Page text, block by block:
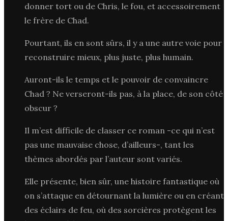
donner tort ou de Chris, le fou, et accessoirement
le frère de Chad.
Pourtant, ils en sont sûrs, il y a une autre voie pour
reconstruire mieux, plus juste, plus humain.
Auront-ils le temps et le pouvoir de convaincre
Chad ? Ne verseront-ils pas, à la place, de son côté
obscur ?
Il m’est difficile de classer ce roman -ce qui n’est
pas une mauvaise chose, d’ailleurs-, tant les
thèmes abordés par l’auteur sont variés.
Elle présente, bien sûr, une histoire fantastique où
on s’attaque en détournant la lumière ou en créant
des éclairs de feu, où des sorcières protègent les